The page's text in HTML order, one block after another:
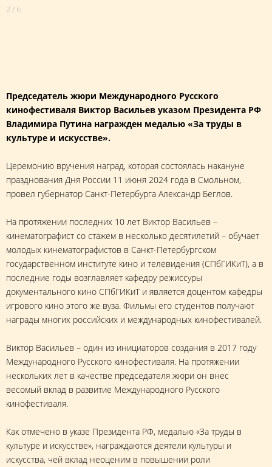
2/ 6
Председатель жюри Международного Русского
кинофестиваля Виктор Васильев указом Президента РФ
Владимира Путина награжден медалью «За труды в
культуре и искусстве».
Церемонию вручения наград, которая состоялась накануне
празднования Дня России 11 июня 2024 года в Смольном,
провел губернатор Санкт-Петербурга Александр Беглов.
На протяжении последних 10 лет Виктор Васильев –
кинематографист со стажем в несколько десятилетий – обучает
молодых кинематографистов в Санкт-Петербургском
государственном институте кино и телевидения (СПбГИКиТ), а в
последние годы возглавляет кафедру режиссуры
документального кино СПбГИКиТ и является доцентом кафедры
игрового кино этого же вуза. Фильмы его студентов получают
награды многих российских и международных кинофестивалей.
Виктор Васильев – один из инициаторов создания в 2017 году
Международного Русского кинофестиваля. На протяжении
нескольких лет в качестве председателя жюри он внес
весомый вклад в развитие Международного Русского
кинофестиваля.
Как отмечено в указе Президента РФ, медалью «За труды в
культуре и искусстве», награждаются деятели культуры и
искусства, чей вклад неоценим в повышении роли